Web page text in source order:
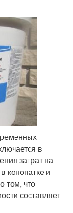
в
затрат на
конопатке и
том, что
составляет